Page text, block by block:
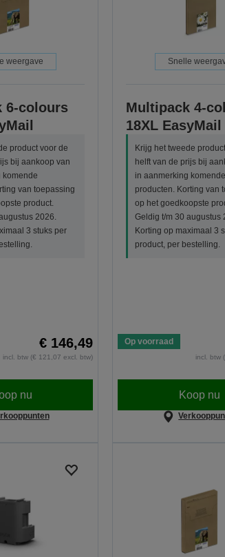
weergave
6-colours
product voor de
bij aankoop van
komende
van toepassing
product.
2026.
3 stuks per
€ 146,49
incl. btw (€ 121,07 excl. btw)
nu
Snelle
Multipack 4-
18XL EasyMail
Krijg het tweede
helft van de prijs bij
in aanmerking komende
producten. Korting van
op het goedkoopste
Geldig t/m 30 augustus
Korting op maximaal 3
product, per bestelling.
Op voorraad
incl. btw
Koop nu